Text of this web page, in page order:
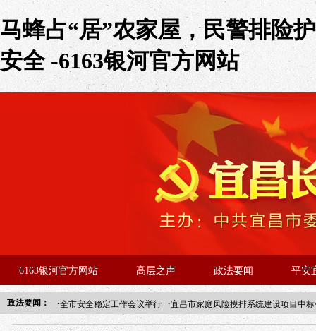
马蜂占“居”农家屋，民警排险护
安全 -6163银河官方网站
6163银河官方网站 高层之声 政法要闻 平安
政法要闻： ·全市安全稳定工作会议举行 ·宜昌市家庭风险摸排系统建设项目中
年“招才兴业”事业单位人才引进·北京站人民大学入校工作提醒